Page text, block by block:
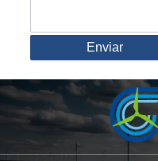
Enviar